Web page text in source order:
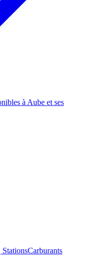
à Aube et ses
StationsCarburants